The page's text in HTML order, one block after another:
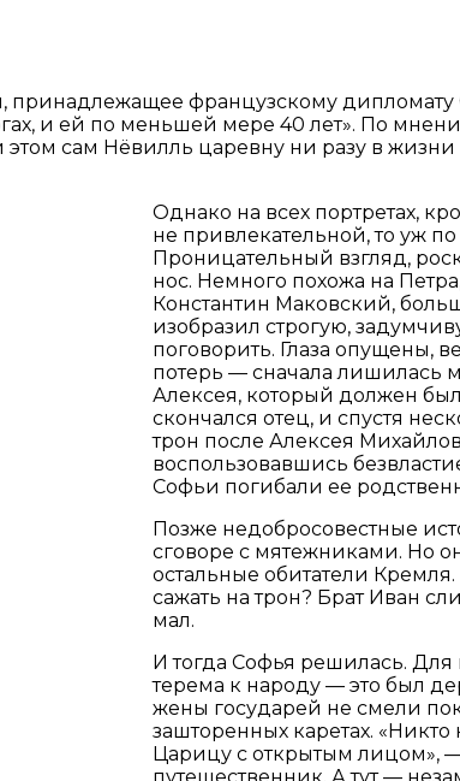
французскому
и ей по меньшей мере 40 лет». По
сам Нёвилль царевну ни разу в жизни
Однако на всех портретах,
не привлекательной, то уж
Проницательный взгляд,
нос. Немного похожа на
Константин Маковский,
изобразил строгую,
поговорить. Глаза опущены,
потерь — сначала лишилась
Алексея, который должен
скончался отец, и спустя
трон после Алексея
воспользовавшись
Софьи погибали ее
Позже недобросовестные
сговоре с мятежниками. Но
остальные обитатели
сажать на трон? Брат Иван
мал.
И тогда Софья решилась. Для
терема к народу — это был
жены государей не смели
зашторенных каретах. «Никто
Царицу с открытым лицом»,